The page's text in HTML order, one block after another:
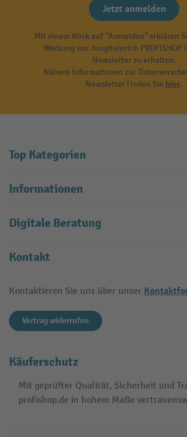
Jetzt anmelden
Mit einem Klick auf "Anmelden" erklären
Werbung von Jungheinrich PROFISHOP
Newsletter zu erhalten.
Nähere Informationen zur
Newsletter finden Sie hier.
Top Kategorien
Informationen
Digitale Beratung
Kontakt
Kontaktieren Sie uns über unser
Vertrag widerrufen
Käuferschutz
Mit geprüfter Qualität, Sicherheit und
profishop.de in hohem Maße